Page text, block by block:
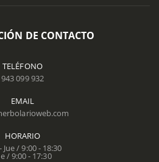
DE CONTACTO
TELÉFONO
943 099 932
EMAIL
HORARIO
Jue / 9:00 - 18:30
/ 9:00 - 17:30